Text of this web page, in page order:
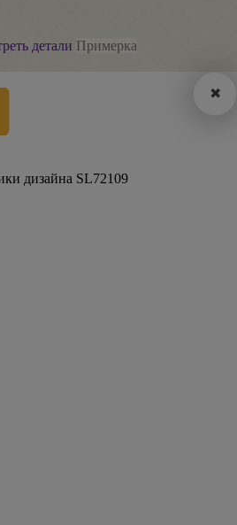
детали Примерка
✖
дизайна SL72109